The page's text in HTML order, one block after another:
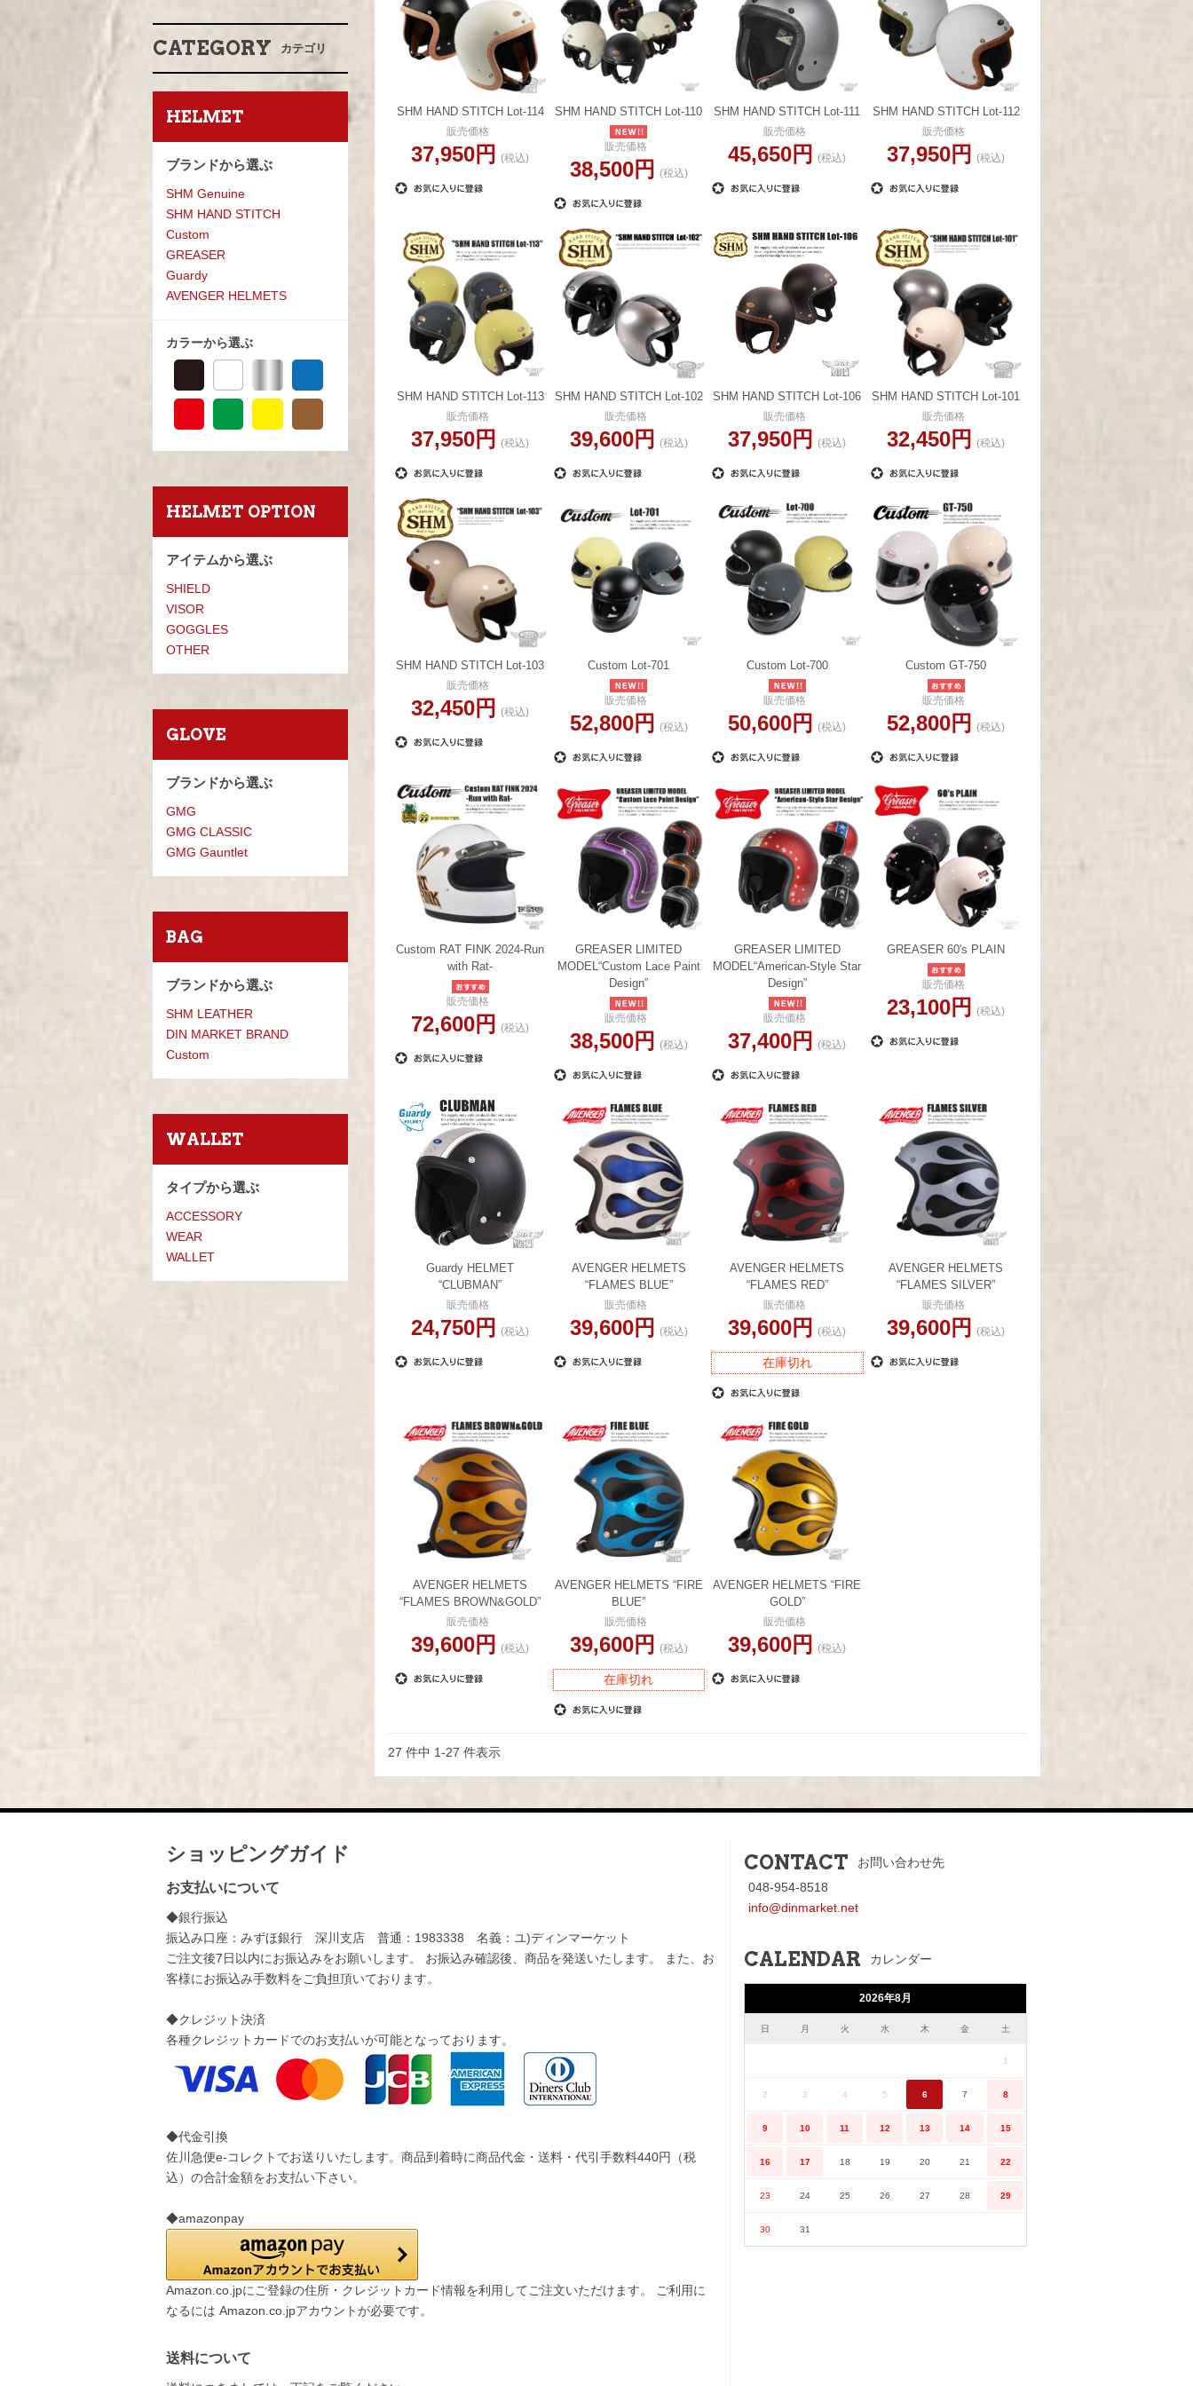
CATEGORY カテゴリ
HELMET
ブランドから選ぶ
SHM Genuine
SHM HAND STITCH
Custom
GREASER
Guardy
AVENGER HELMETS
カラーから選ぶ
HELMET OPTION
アイテムから選ぶ
SHIELD
VISOR
GOGGLES
OTHER
GLOVE
ブランドから選ぶ
GMG
GMG CLASSIC
GMG Gauntlet
BAG
ブランドから選ぶ
SHM LEATHER
DIN MARKET BRAND
Custom
WALLET
タイプから選ぶ
ACCESSORY
WEAR
WALLET
SHM HAND STITCH Lot-114
販売価格
37,950円 (税込)
SHM HAND STITCH Lot-110
販売価格
38,500円 (税込)
SHM HAND STITCH Lot-111
販売価格
45,650円 (税込)
SHM HAND STITCH Lot-112
販売価格
37,950円 (税込)
SHM HAND STITCH Lot-113
販売価格
37,950円 (税込)
SHM HAND STITCH Lot-102
販売価格
39,600円 (税込)
SHM HAND STITCH Lot-106
販売価格
37,950円 (税込)
SHM HAND STITCH Lot-101
販売価格
32,450円 (税込)
SHM HAND STITCH Lot-103
販売価格
32,450円 (税込)
Custom Lot-701
販売価格
52,800円 (税込)
Custom Lot-700
販売価格
50,600円 (税込)
Custom GT-750
販売価格
52,800円 (税込)
Custom RAT FINK 2024-Run
with Rat-
販売価格
72,600円 (税込)
GREASER LIMITED
MODEL“Custom Lace Paint
Design”
販売価格
38,500円 (税込)
GREASER LIMITED
MODEL“American-Style Star
Design”
販売価格
37,400円 (税込)
GREASER 60's PLAIN
販売価格
23,100円 (税込)
Guardy HELMET
“CLUBMAN”
販売価格
24,750円 (税込)
AVENGER HELMETS
“FLAMES BLUE”
販売価格
39,600円 (税込)
AVENGER HELMETS
“FLAMES RED”
販売価格
39,600円 (税込)
在庫切れ
AVENGER HELMETS
“FLAMES SILVER”
販売価格
39,600円 (税込)
AVENGER HELMETS
“FLAMES BROWN&GOLD”
販売価格
39,600円 (税込)
AVENGER HELMETS “FIRE
BLUE”
販売価格
39,600円 (税込)
在庫切れ
AVENGER HELMETS “FIRE
GOLD”
販売価格
39,600円 (税込)
27 件中 1-27 件表示
ショッピングガイド
お支払いについて
◆銀行振込
振込み口座：みずほ銀行 深川支店 普通：1983338 名義：ユ)ディンマーケット
ご注文後7日以内にお振込みをお願いします。 お振込み確認後、商品を発送いたします。 また、お
客様にお振込み手数料をご負担頂いております。
◆クレジット決済
各種クレジットカードでのお支払いが可能となっております。
◆代金引換
佐川急便e-コレクトでお送りいたします。商品到着時に商品代金・送料・代引手数料440円（税
込）の合計金額をお支払い下さい。
◆amazonpay
Amazon.co.jpにご登録の住所・クレジットカード情報を利用してご注文いただけます。 ご利用に
なるには Amazon.co.jpアカウントが必要です。
送料について
CONTACT
お問い合わせ先
048-954-8518
info@dinmarket.net
CALENDAR カレンダー
2026年8月
日 月 火 水 木 金 土
1
2 3 4 5 6 7 8
9 10 11 12 13 14 15
16 17 18 19 20 21 22
23 24 25 26 27 28 29
30 31